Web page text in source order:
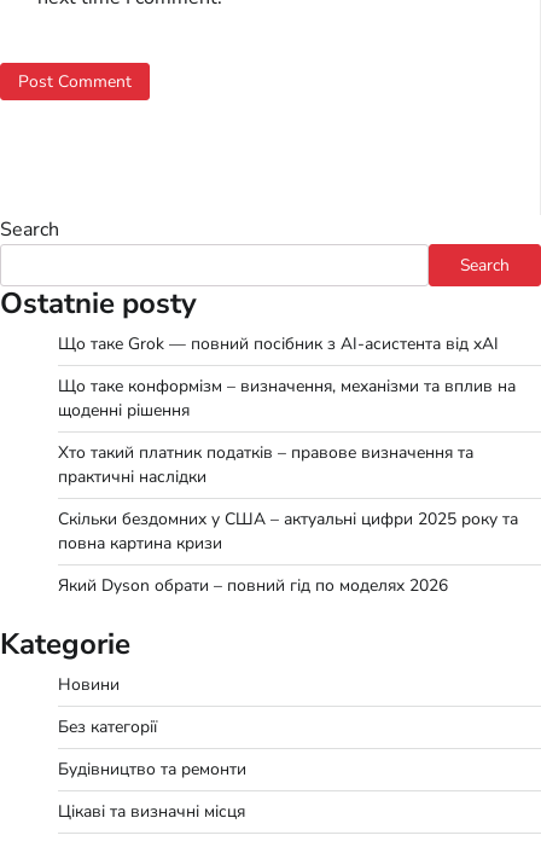
Search
Search
Ostatnie posty
Що таке Grok — повний посібник з AI-асистента від xAI
Що таке конформізм – визначення, механізми та вплив на
щоденні рішення
Хто такий платник податків – правове визначення та
практичні наслідки
Скільки бездомних у США – актуальні цифри 2025 року та
повна картина кризи
Який Dyson обрати – повний гід по моделях 2026
Kategorie
Новини
Без категорії
Будівництво та ремонти
Цікаві та визначні місця